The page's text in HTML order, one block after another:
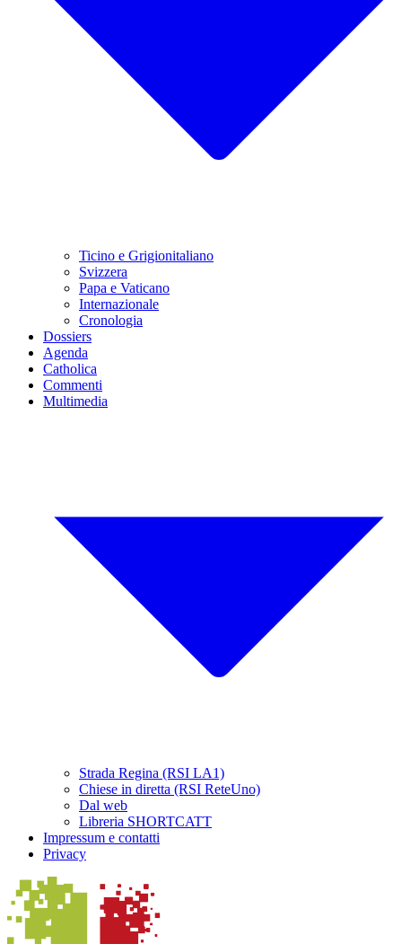
Ticino e Grigionitaliano
Svizzera
Papa e Vaticano
Internazionale
Cronologia
Dossiers
Agenda
Catholica
Commenti
Multimedia
Strada Regina (RSI LA1)
Chiese in diretta (RSI ReteUno)
Dal web
Libreria SHORTCATT
Impressum e contatti
Privacy